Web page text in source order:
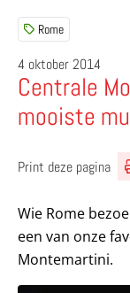
Rome
4 oktober 2014
Centrale
mooiste
Print deze pagina
Wie Rome
een van onze
Montemartini.